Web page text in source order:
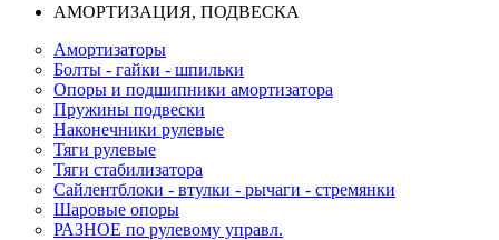
АМОРТИЗАЦИЯ, ПОДВЕСКА
Амортизаторы
Болты - гайки - шпильки
Опоры и подшипники амортизатора
Пружины подвески
Наконечники рулевые
Тяги рулевые
Тяги стабилизатора
Сайлентблоки - втулки - рычаги - стремянки
Шаровые опоры
РАЗНОЕ по рулевому управл.